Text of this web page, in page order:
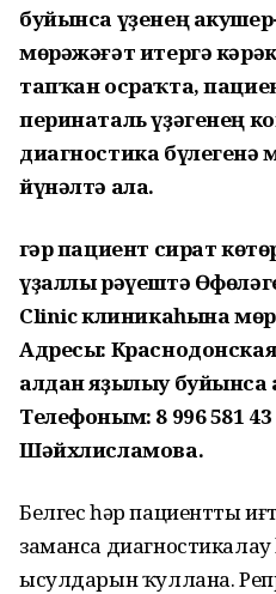
буйынса үҙенең
мөрәжәғәт итергә
тапҡан осраҡта,
перинаталь үҙәгенең
диагностика бүлегенә
йүнәлтә ала.
Әгәр пациент сират
үҙаллы рәүештә
Clinic клиникаһына
Адресы:
алдан яҙылыу
Телефоным: 8 996 581
Шәйхлисламова.
Белгес һәр пациентты
заманса
ысулдарын ҡуллана.